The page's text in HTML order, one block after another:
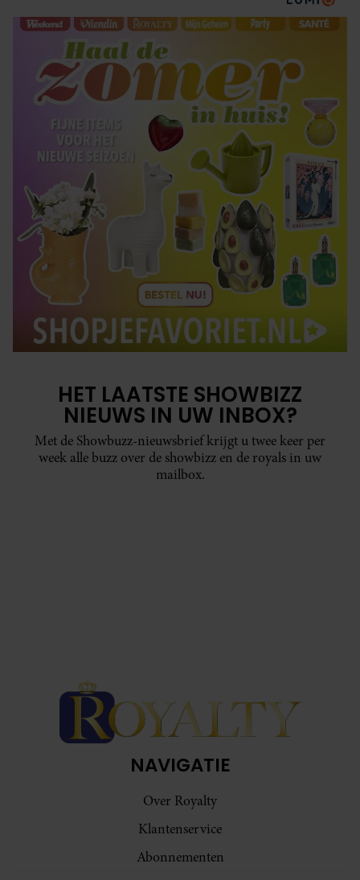
HET LAATSTE SHOWBIZZ
NIEUWS IN UW INBOX?
Met de Showbuzz-nieuwsbrief krijgt u twee keer per
week alle buzz over de showbizz en de royals in uw
mailbox.
NAVIGATIE
Over Royalty
Klantenservice
Abonnementen